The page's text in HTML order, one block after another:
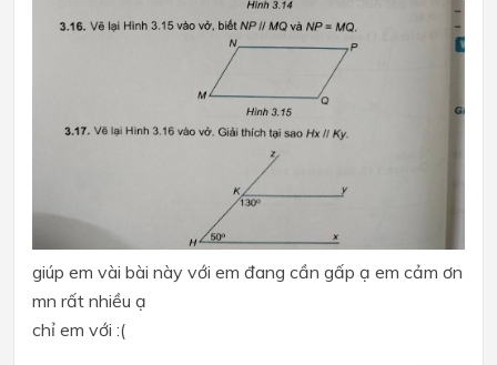
giúp em vài bài này với em đang cần gấp ạ em cảm ơn
mn rất nhiều ạ
chỉ em với :(